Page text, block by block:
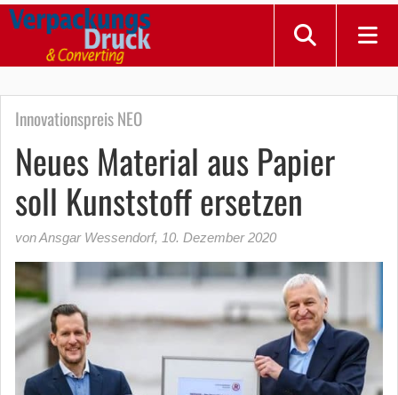
Innovationspreis NEO
Neues Material aus Papier
soll Kunststoff ersetzen
von Ansgar Wessendorf, 10. Dezember 2020